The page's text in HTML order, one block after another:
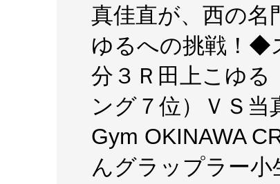
真佳直が、西の名
ゆるへの挑戦！◆
分３Ｒ田上こゆる
ング７位）ＶＳ当
Gym OKINAWA
んグラップラー小